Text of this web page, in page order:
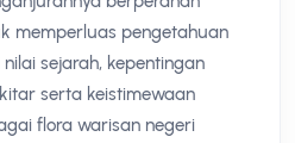
memperluas pengetahuan
sejarah, kepentingan
serta keistimewaan
flora warisan negeri